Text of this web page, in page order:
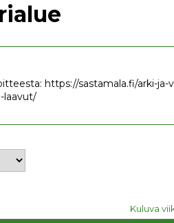
https://sastamala.fi/arki-ja-
laavut/
Kuluva